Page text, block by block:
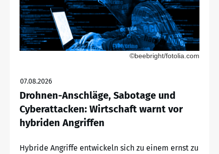
©beebright/fotolia.com
07.08.2026
Drohnen-Anschläge, Sabotage und
Cyberattacken: Wirtschaft warnt vor
hybriden Angriffen
Hybride Angriffe entwickeln sich zu einem ernst zu